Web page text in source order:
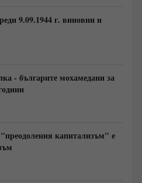
9.09.1944 г. виновни и
- българите мохамедани за
капитализъм" е